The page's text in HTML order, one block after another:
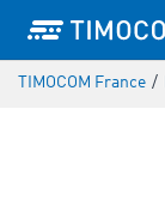
TIMOCOM France /